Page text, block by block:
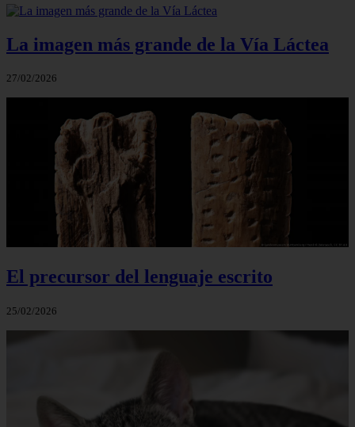
La imagen más grande de la Vía Láctea
27/02/2026
El precursor del lenguaje escrito
25/02/2026